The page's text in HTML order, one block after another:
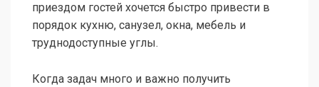
приездом гостей хочется быстро привести в
порядок кухню, санузел, окна, мебель и
труднодоступные углы.
Когда задач много и важно получить